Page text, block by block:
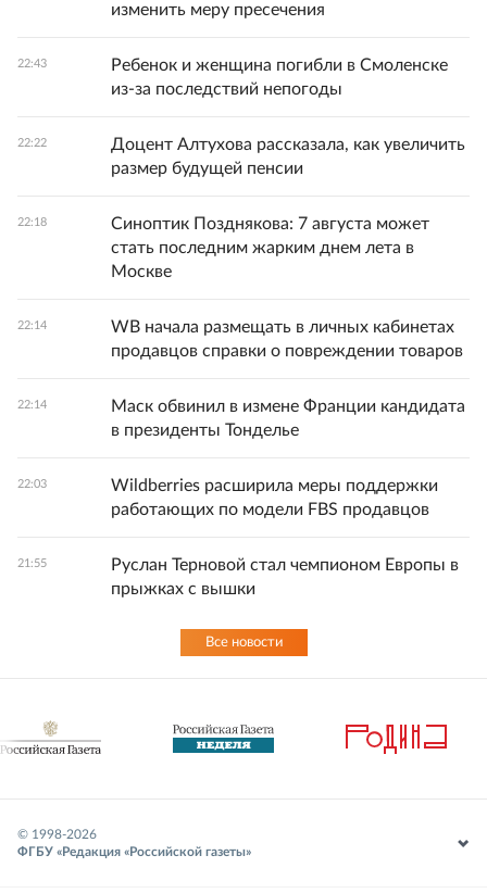
изменить меру пресечения
22:43
Ребенок и женщина погибли в Смоленске
из-за последствий непогоды
22:22
Доцент Алтухова рассказала, как увеличить
размер будущей пенсии
22:18
Синоптик Позднякова: 7 августа может
стать последним жарким днем лета в
Москве
22:14
WB начала размещать в личных кабинетах
продавцов справки о повреждении товаров
22:14
Маск обвинил в измене Франции кандидата
в президенты Тонделье
22:03
Wildberries расширила меры поддержки
работающих по модели FBS продавцов
21:55
Руслан Терновой стал чемпионом Европы в
прыжках с вышки
Все новости
© 1998-2026
ФГБУ «Редакция «Российской газеты»